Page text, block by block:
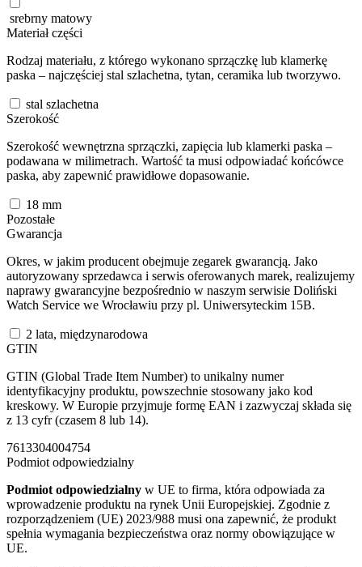
srebrny matowy
Materiał części
Rodzaj materiału, z którego wykonano sprzączkę lub klamerkę
paska – najczęściej stal szlachetna, tytan, ceramika lub tworzywo.
stal szlachetna
Szerokość
Szerokość wewnętrzna sprzączki, zapięcia lub klamerki paska –
podawana w milimetrach. Wartość ta musi odpowiadać końcówce
paska, aby zapewnić prawidłowe dopasowanie.
18 mm
Pozostałe
Gwarancja
Okres, w jakim producent obejmuje zegarek gwarancją. Jako
autoryzowany sprzedawca i serwis oferowanych marek, realizujemy
naprawy gwarancyjne bezpośrednio w naszym serwisie Doliński
Watch Service we Wrocławiu przy pl. Uniwersyteckim 15B.
2 lata, międzynarodowa
GTIN
GTIN (Global Trade Item Number) to unikalny numer
identyfikacyjny produktu, powszechnie stosowany jako kod
kreskowy. W Europie przyjmuje formę EAN i zazwyczaj składa się
z 13 cyfr (czasem 8 lub 14).
7613304004754
Podmiot odpowiedzialny
Podmiot odpowiedzialny w UE to firma, która odpowiada za
wprowadzenie produktu na rynek Unii Europejskiej. Zgodnie z
rozporządzeniem (UE) 2023/988 musi ona zapewnić, że produkt
spełnia wymagania bezpieczeństwa oraz normy obowiązujące w
UE.